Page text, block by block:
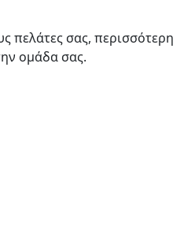
πελάτες σας, περισσότερη
ομάδα σας.